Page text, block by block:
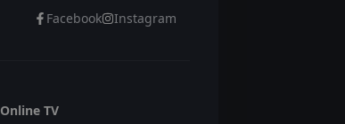
Facebook Instagram
Online TV